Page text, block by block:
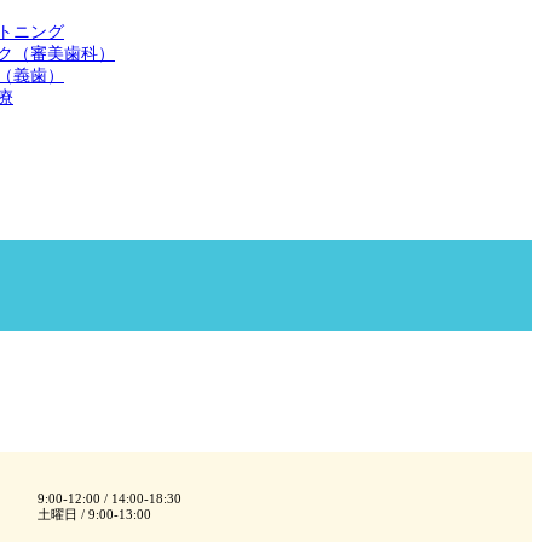
ニング
（審美歯科）
義歯）
9:00-12:00 / 14:00-18:30
土曜日 / 9:00-13:00